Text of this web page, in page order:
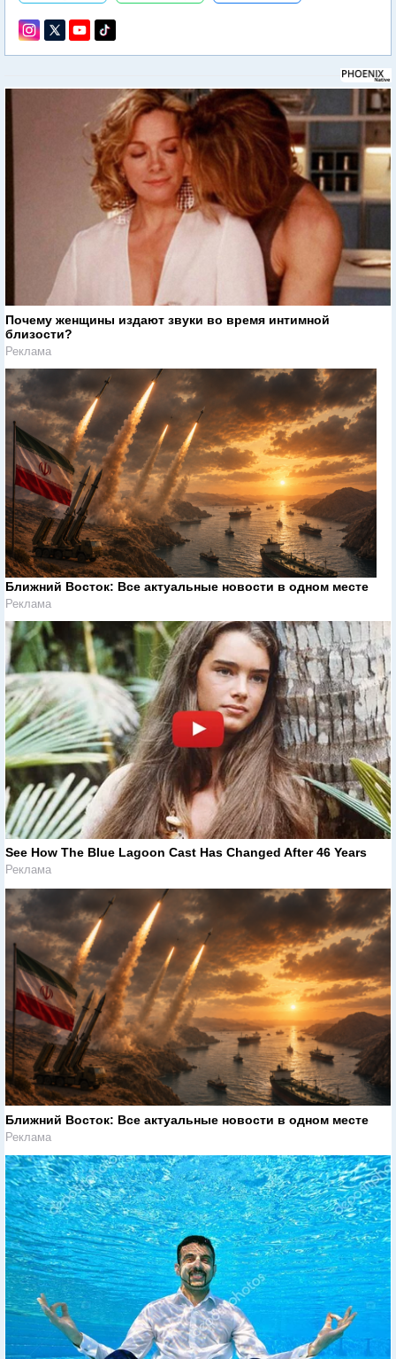
Почему женщины издают звуки во время интимной
близости?
Реклама
Ближний Восток: Все актуальные новости в одном месте
Реклама
See How The Blue Lagoon Cast Has Changed After 46 Years
Реклама
Ближний Восток: Все актуальные новости в одном месте
Реклама